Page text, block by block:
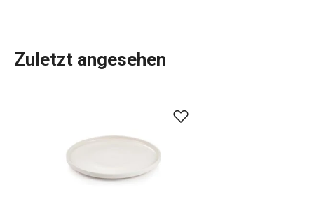
Becher bilden das Sortiment der neuen, umfassenden
Geschirrserie TAVERNE. Sie zeichnen sich durch eine
elegante Formensprache aus und sind in zwei
Farbvarianten erhältlich - „cream“ (cremefarben) und
„mocca“ (warmbraun). Ein großer Vorteil des TAVERNE
Zuletzt angesehen